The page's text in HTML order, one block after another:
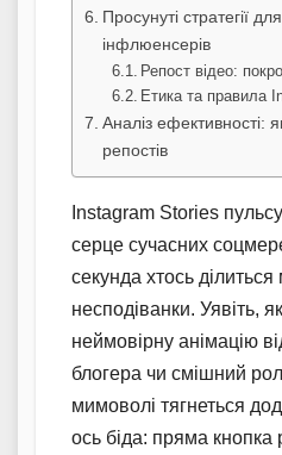
Просунуті стратегії
інфлюенсерів
Репост відео:
Етика та правила
Аналіз ефективності:
репостів
Instagram Stories
серце сучасних
секунда хтось
несподіванки. Уявіть,
неймовірну анімацію
блогера чи смішний
мимоволі тягнеться
ось біда: пряма кнопка